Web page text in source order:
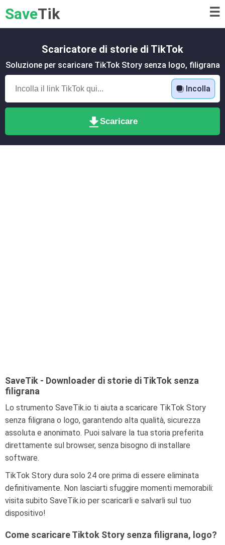
SaveTik ☰
Scaricatore di storie di TikTok
Soluzione per scaricare TikTok Story senza logo, filigrana
Incolla
Scaricare
SaveTik - Downloader di storie di TikTok senza
filigrana
Lo strumento SaveTik.io ti aiuta a scaricare TikTok Story
senza filigrana o logo, garantendo alta qualità, sicurezza
assoluta e anonimato. Puoi salvare la tua storia preferita
direttamente sul browser, senza bisogno di installare
software.
TikTok Story dura solo 24 ore prima di essere eliminata
definitivamente. Non lasciarti sfuggire momenti memorabili:
visita subito SaveTik.io per scaricarli e salvarli sul tuo
dispositivo!
Come scaricare Tiktok Story senza filigrana, logo?